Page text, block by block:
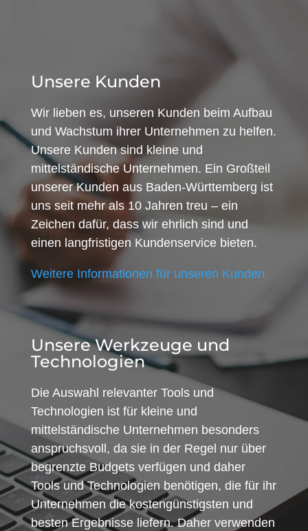
Unsere Kunden
Wir lieben es, unseren Kunden beim Aufbau
und Wachstum ihrer Unternehmen zu helfen.
Unsere Kunden sind kleine und
mittelständische Unternehmen. Ein Großteil
unserer Kunden aus Baden-Württemberg ist
uns seit mehr als 10 Jahren treu – ein
Zeichen dafür, dass wir ehrlich sind und
einen langfristigen Kundenservice bieten.
Weitere Informationen für unseren Kunden
Unsere Werkzeuge und
Technologien
Die Auswahl relevanter Tools und
Technologien ist für kleine und
mittelständische Unternehmen besonders
anspruchsvoll, da sie in der Regel nur über
begrenzte Budgets verfügen und daher
Tools und Technologien benötigen, die für ihr
Unternehmen die kostengünstigsten und
besten Ergebnisse liefern. Daher verwenden